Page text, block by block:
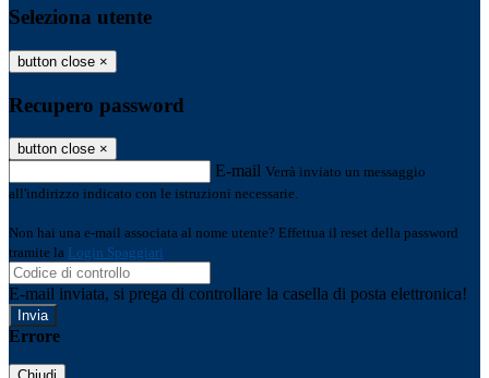
Seleziona utente
button close ×
Recupero password
button close ×
E-mail Verrà inviato un messaggio
all'indirizzo indicato con le istruzioni necessarie.
Non hai una e-mail associata al nome utente? Effettua il reset della password
tramite la Login Spaggiari
E-mail inviata, si prega di controllare la casella di posta elettronica!
Errore